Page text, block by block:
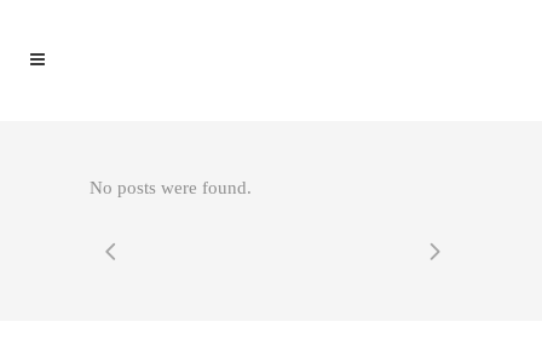
No posts were found.